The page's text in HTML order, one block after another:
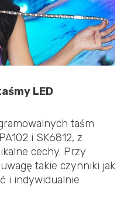
LED
taśm
i SK6812, z
cechy. Przy
takie czynniki jak
i indywidualnie